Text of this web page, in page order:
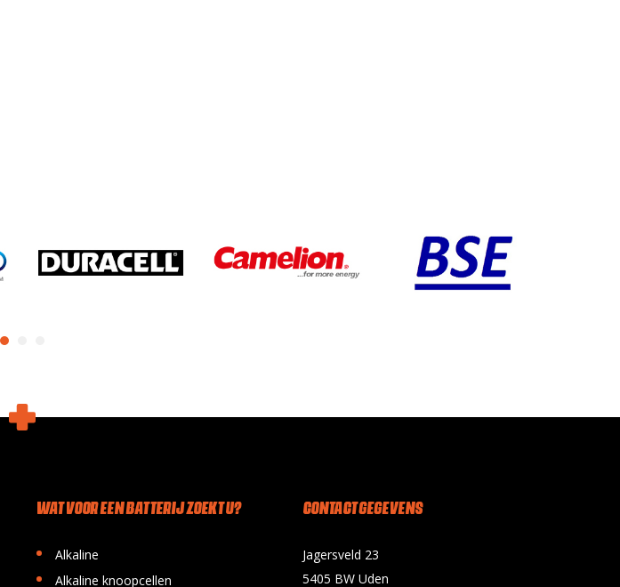
WAT VOOR EEN BATTERIJ ZOEKT U?
• Alkaline
• Alkaline knoopcellen
CONTACT GEGEVENS
Jagersveld 23
5405 BW Uden